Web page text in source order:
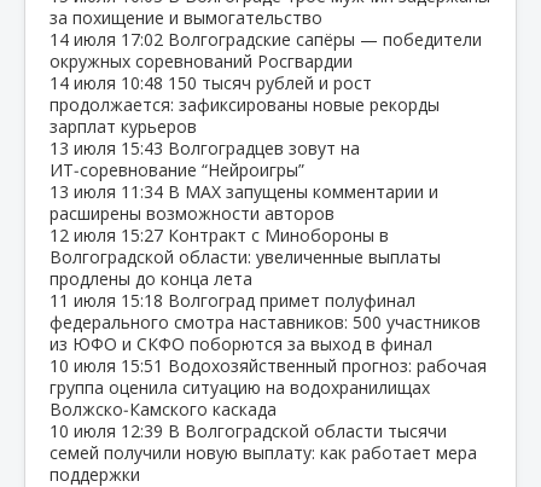
за похищение и вымогательство
14 июля 17:02 Волгоградские сапёры — победители
окружных соревнований Росгвардии
14 июля 10:48 150 тысяч рублей и рост
продолжается: зафиксированы новые рекорды
зарплат курьеров
13 июля 15:43 Волгоградцев зовут на
ИТ‑соревнование “Нейроигры”
13 июля 11:34 В МАХ запущены комментарии и
расширены возможности авторов
12 июля 15:27 Контракт с Минобороны в
Волгоградской области: увеличенные выплаты
продлены до конца лета
11 июля 15:18 Волгоград примет полуфинал
федерального смотра наставников: 500 участников
из ЮФО и СКФО поборются за выход в финал
10 июля 15:51 Водохозяйственный прогноз: рабочая
группа оценила ситуацию на водохранилищах
Волжско‑Камского каскада
10 июля 12:39 В Волгоградской области тысячи
семей получили новую выплату: как работает мера
поддержки